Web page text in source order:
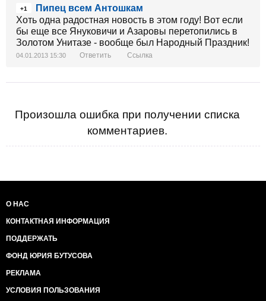
+1
Пипец всем Антошкам
Хоть одна радостная новость в этом году! Вот если
бы еще все Януковичи и Азаровы перетопились в
Золотом Унитазе - вообще был Народный Праздник!
04.01.2013 15:30 Ответить Ссылка
Произошла ошибка при получении списка
комментариев.
О НАС
КОНТАКТНАЯ ИНФОРМАЦИЯ
ПОДДЕРЖАТЬ
ФОНД ЮРИЯ БУТУСОВА
РЕКЛАМА
УСЛОВИЯ ПОЛЬЗОВАНИЯ